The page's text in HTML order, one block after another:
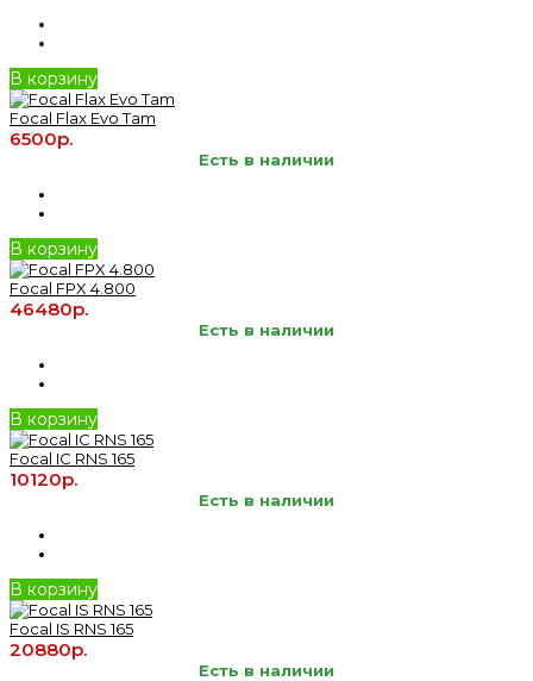
В корзину
Focal Flax Evo Tam
6500р.
Есть в наличии
В корзину
Focal FPX 4.800
46480р.
Есть в наличии
В корзину
Focal IC RNS 165
10120р.
Есть в наличии
В корзину
Focal IS RNS 165
20880р.
Есть в наличии